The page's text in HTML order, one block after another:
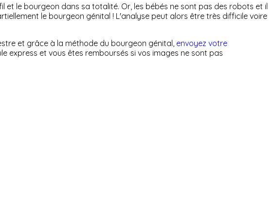
le bourgeon dans sa totalité. Or, les bébés ne sont pas des robots et il
le bourgeon génital ! L'analyse peut alors être très difficile voire
et grâce à la méthode du bourgeon génital, envoyez votre
express et vous êtes remboursés si vos images ne sont pas